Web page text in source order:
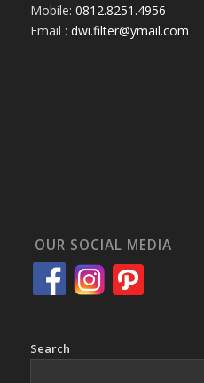
Mobile: 0812.8251.4956
Email : dwi.filter@ymail.com
OUR SOCIAL MEDIA
Search